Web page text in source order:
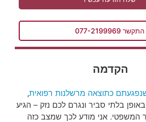
התקשר 077-2199969
הקדמה
כתוצאה מרשלנות רפואית,
בלתי סביר ונגרם לכם נזק – הגיע
המשפטי. אני מודע לכך שמצב כזה